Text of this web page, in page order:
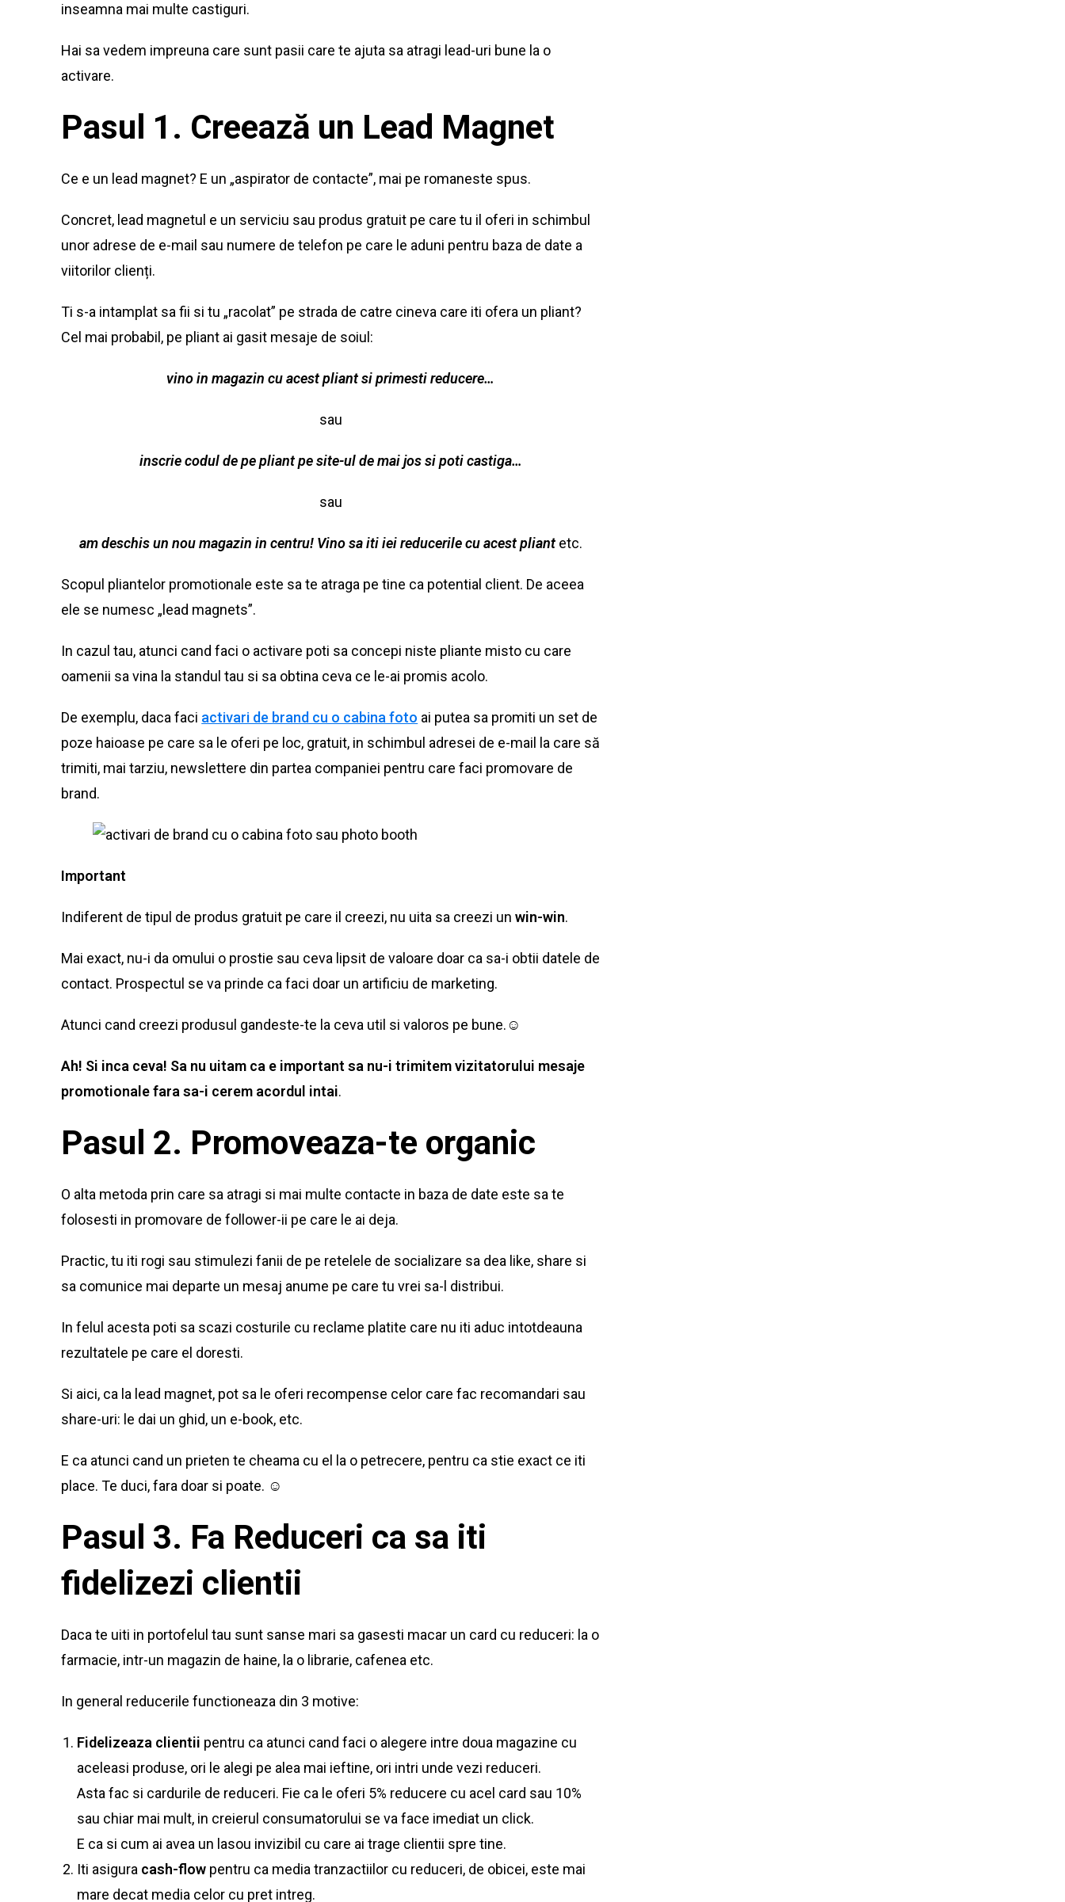
inseamna mai multe castiguri.
Hai sa vedem impreuna care sunt pasii care te ajuta sa atragi lead-uri bune la o
activare.
Pasul 1. Creează un Lead Magnet
Ce e un lead magnet? E un „aspirator de contacte”, mai pe romaneste spus.
Concret, lead magnetul e un serviciu sau produs gratuit pe care tu il oferi in schimbul
unor adrese de e-mail sau numere de telefon pe care le aduni pentru baza de date a
viitorilor clienți.
Ti s-a intamplat sa fii si tu „racolat” pe strada de catre cineva care iti ofera un pliant?
Cel mai probabil, pe pliant ai gasit mesaje de soiul:
vino in magazin cu acest pliant si primesti reducere…
sau
inscrie codul de pe pliant pe site-ul de mai jos si poti castiga…
sau
am deschis un nou magazin in centru! Vino sa iti iei reducerile cu acest pliantetc.
Scopul pliantelor promotionale este sa te atraga pe tine ca potential client. De aceea
ele se numesc „lead magnets”.
In cazul tau, atunci cand faci o activare poti sa concepi niste pliante misto cu care
oamenii sa vina la standul tau si sa obtina ceva ce le-ai promis acolo.
De exemplu, daca faci activari de brand cu o cabina foto ai putea sa promiti un set de
poze haioase pe care sa le oferi pe loc, gratuit, in schimbul adresei de e-mail la care să
trimiti, mai tarziu, newslettere din partea companiei pentru care faci promovare de
brand.
Important
Indiferent de tipul de produs gratuit pe care il creezi, nu uita sa creezi unwin-win.
Mai exact, nu-i da omului o prostie sau ceva lipsit de valoare doar ca sa-i obtii datele de
contact. Prospectul se va prinde ca faci doar un artificiu de marketing.
Atunci cand creezi produsul gandeste-te la ceva util si valoros pe bune.☺
Ah! Si inca ceva! Sa nu uitam ca e important sa nu-i trimitem vizitatorului mesaje
promotionale fara sa-i cerem acordul intai.
Pasul 2. Promoveaza-te organic
O alta metoda prin care sa atragi si mai multe contacte in baza de date este sa te
folosesti in promovare de follower-ii pe care le ai deja.
Practic, tu iti rogi sau stimulezi fanii de pe retelele de socializare sa dea like, share si
sa comunice mai departe un mesaj anume pe care tu vrei sa-l distribui.
In felul acesta poti sa scazi costurile cu reclame platite care nu iti aduc intotdeauna
rezultatele pe care el doresti.
Si aici, ca la lead magnet, pot sa le oferi recompense celor care fac recomandari sau
share-uri: le dai un ghid, un e-book, etc.
E ca atunci cand un prieten te cheama cu el la o petrecere, pentru ca stie exact ce iti
place. Te duci, fara doar si poate. ☺
Pasul 3. Fa Reduceri ca sa iti
fidelizezi clientii
Daca te uiti in portofelul tau sunt sanse mari sa gasesti macar un card cu reduceri: la o
farmacie, intr-un magazin de haine, la o librarie, cafenea etc.
In general reducerile functioneaza din 3 motive:
Fidelizeaza clientii pentru ca atunci cand faci o alegere intre doua magazine cu
aceleasi produse, ori le alegi pe alea mai ieftine, ori intri unde vezi reduceri.
Asta fac si cardurile de reduceri. Fie ca le oferi 5% reducere cu acel card sau 10%
sau chiar mai mult, in creierul consumatorului se va face imediat un click.
E ca si cum ai avea un lasou invizibil cu care ai trage clientii spre tine.
Iti asigura cash-flow pentru ca media tranzactiilor cu reduceri, de obicei, este mai
mare decat media celor cu pret intreg.